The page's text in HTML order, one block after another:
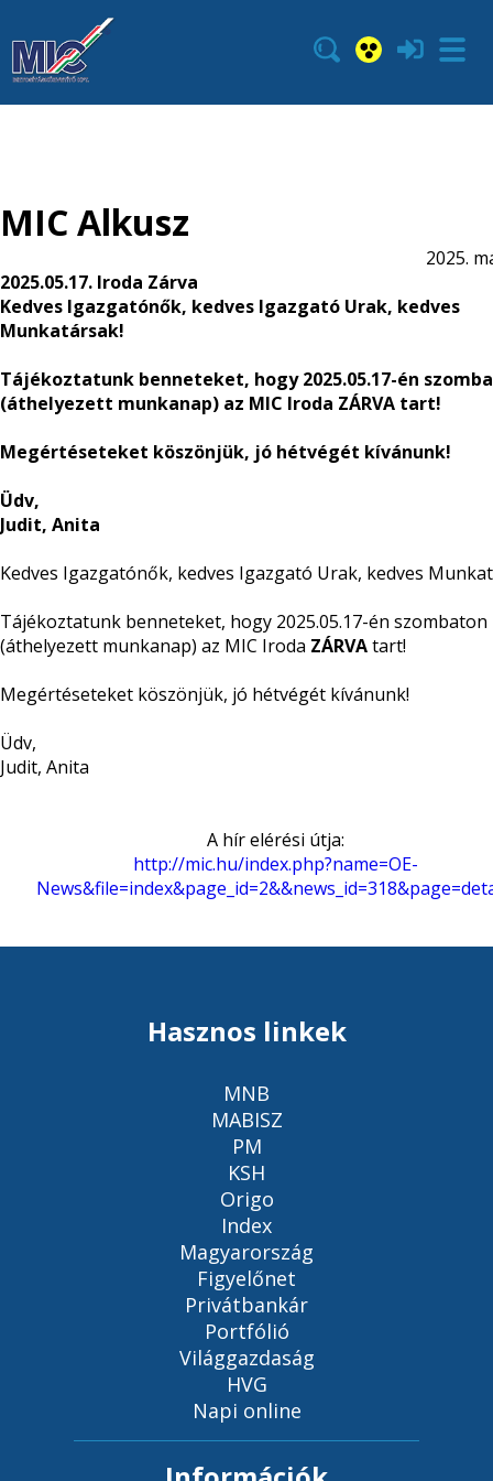
MIC Alkusz
2025.
2025.05.17. Iroda Zárva
Kedves Igazgatónők, kedves Igazgató Urak, kedves
Munkatársak!
Tájékoztatunk benneteket, hogy 2025.05.17-én
(áthelyezett munkanap) az MIC Iroda ZÁRVA tart!
Megértéseteket köszönjük, jó hétvégét kívánunk!
Üdv,
Judit, Anita
Kedves Igazgatónők, kedves Igazgató Urak, kedves
Tájékoztatunk benneteket, hogy 2025.05.17-én szombaton
(áthelyezett munkanap) az MIC Iroda ZÁRVAtart!
Megértéseteket köszönjük, jó hétvégét kívánunk!
Üdv,
Judit, Anita
A hír elérési útja:
http://mic.hu/index.php?name=OE-
Hasznos linkek
MNB
MABISZ
PM
KSH
Origo
Index
Magyarország
Figyelőnet
Privátbankár
Portfólió
Világgazdaság
HVG
Napi online